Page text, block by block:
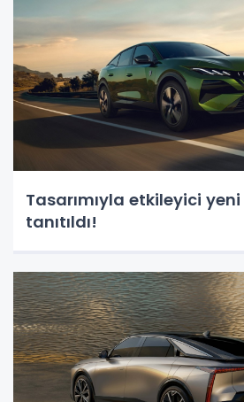
Tasarımıyla etkileyici
tanıtıldı!